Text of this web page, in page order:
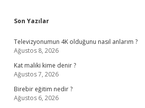
Sidebar
Son Yazılar
Televizyonumun 4K olduğunu nasıl anlarım ?
Ağustos 8, 2026
Kat maliki kime denir ?
Ağustos 7, 2026
Birebir eğitim nedir ?
Ağustos 6, 2026